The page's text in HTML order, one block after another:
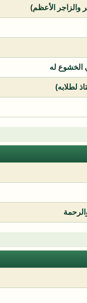
والزاجر الأعظم)
الخشوع له
لطلابه)